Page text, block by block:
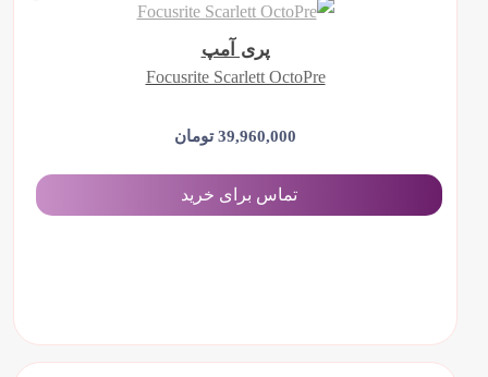
پری آمپ
Focusrite Scarlett OctoPre
39,960,000 تومان
تماس برای خرید